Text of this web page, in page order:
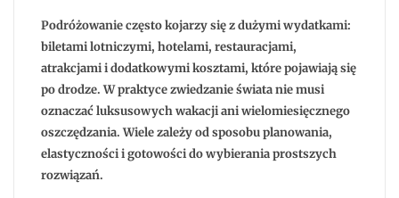
jak
zwiedzać
dużego
budżetu?
Podróżowanie często kojarzy się z dużymi wydatkami:
biletami lotniczymi, hotelami, restauracjami,
atrakcjami i dodatkowymi kosztami, które pojawiają się
po drodze. W praktyce zwiedzanie świata nie musi
oznaczać luksusowych wakacji ani wielomiesięcznego
oszczędzania. Wiele zależy od sposobu planowania,
elastyczności i gotowości do wybierania prostszych
rozwiązań.